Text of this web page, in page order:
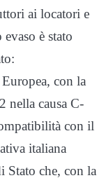
ai locatori e
è stato
con la
nella causa C-
con il
italiana
Stato che, con la